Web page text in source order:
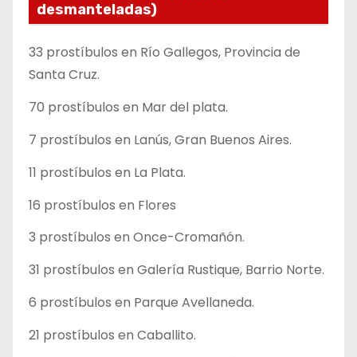
desmanteladas)
33 prostíbulos en Río Gallegos, Provincia de
Santa Cruz.
70 prostíbulos en Mar del plata.
7 prostíbulos en Lanús, Gran Buenos Aires.
11 prostíbulos en La Plata.
16 prostíbulos en Flores
3 prostíbulos en Once-Cromañón.
31 prostíbulos en Galería Rustique, Barrio Norte.
6 prostíbulos en Parque Avellaneda.
21 prostíbulos en Caballito.